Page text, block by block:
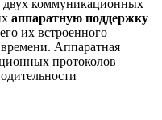
коммуникационных
аппаратную поддержку
их встроенного
Аппаратная
протоколов